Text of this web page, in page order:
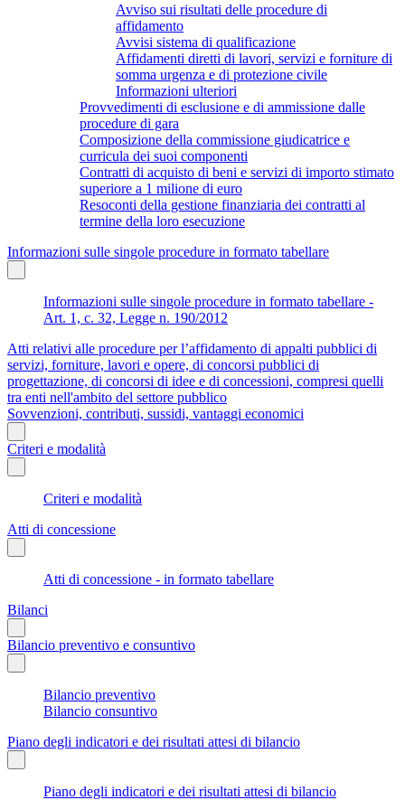
Avviso sui risultati delle procedure di
affidamento
Avvisi sistema di qualificazione
Affidamenti diretti di lavori, servizi e forniture di
somma urgenza e di protezione civile
Informazioni ulteriori
Provvedimenti di esclusione e di ammissione dalle
procedure di gara
Composizione della commissione giudicatrice e
curricula dei suoi componenti
Contratti di acquisto di beni e servizi di importo stimato
superiore a 1 milione di euro
Resoconti della gestione finanziaria dei contratti al
termine della loro esecuzione
Informazioni sulle singole procedure in formato tabellare
Informazioni sulle singole procedure in formato tabellare -
Art. 1, c. 32, Legge n. 190/2012
Atti relativi alle procedure per l’affidamento di appalti pubblici di
servizi, forniture, lavori e opere, di concorsi pubblici di
progettazione, di concorsi di idee e di concessioni, compresi quelli
tra enti nell'ambito del settore pubblico
Sovvenzioni, contributi, sussidi, vantaggi economici
Criteri e modalità
Criteri e modalità
Atti di concessione
Atti di concessione - in formato tabellare
Bilanci
Bilancio preventivo e consuntivo
Bilancio preventivo
Bilancio consuntivo
Piano degli indicatori e dei risultati attesi di bilancio
Piano degli indicatori e dei risultati attesi di bilancio